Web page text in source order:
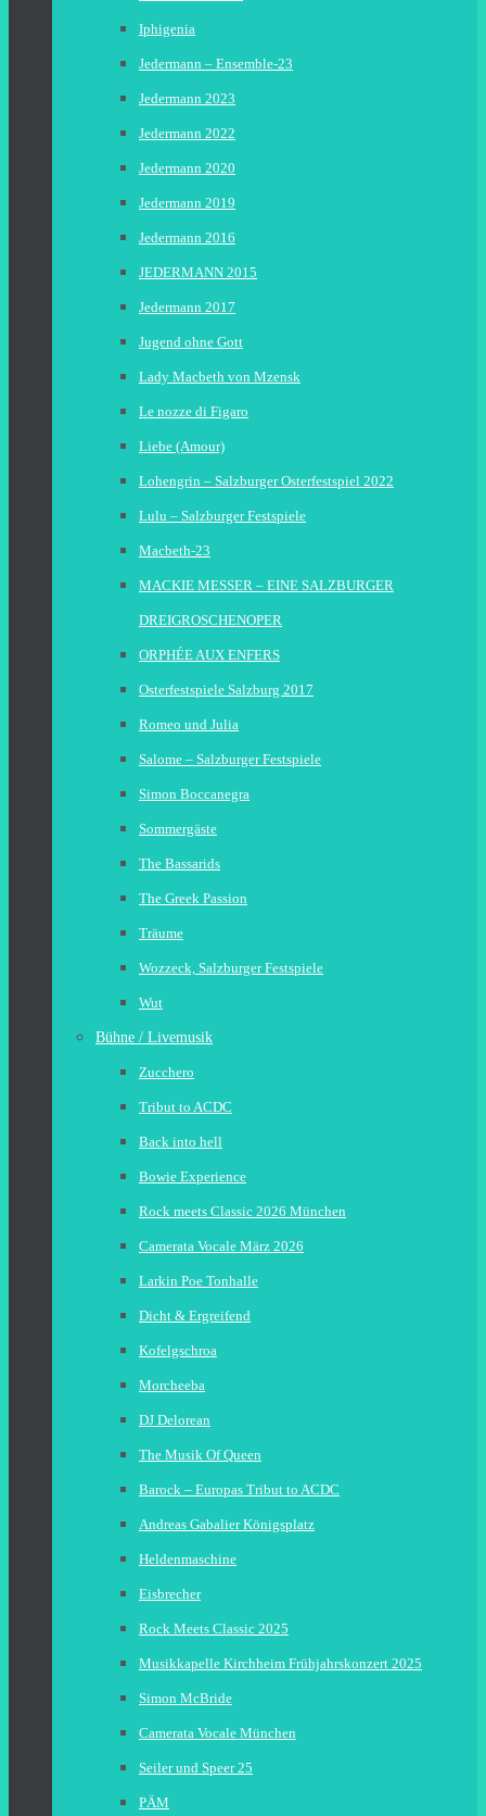
Iphigenia
Jedermann – Ensemble-23
Jedermann 2023
Jedermann 2022
Jedermann 2020
Jedermann 2019
Jedermann 2016
JEDERMANN 2015
Jedermann 2017
Jugend ohne Gott
Lady Macbeth von Mzensk
Le nozze di Figaro
Liebe (Amour)
Lohengrin – Salzburger Osterfestspiel 2022
Lulu – Salzburger Festspiele
Macbeth-23
MACKIE MESSER – EINE SALZBURGER
DREIGROSCHENOPER
ORPHÉE AUX ENFERS
Osterfestspiele Salzburg 2017
Romeo und Julia
Salome – Salzburger Festspiele
Simon Boccanegra
Sommergäste
The Bassarids
The Greek Passion
Träume
Wozzeck, Salzburger Festspiele
Wut
Bühne / Livemusik
Zucchero
Tribut to ACDC
Back into hell
Bowie Experience
Rock meets Classic 2026 München
Camerata Vocale März 2026
Larkin Poe Tonhalle
Dicht & Ergreifend
Kofelgschroa
Morcheeba
DJ Delorean
The Musik Of Queen
Barock – Europas Tribut to ACDC
Andreas Gabalier Königsplatz
Heldenmaschine
Eisbrecher
Rock Meets Classic 2025
Musikkapelle Kirchheim Frühjahrskonzert 2025
Simon McBride
Camerata Vocale München
Seiler und Speer 25
PÄM